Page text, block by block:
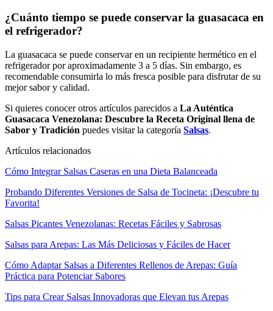
¿Cuánto tiempo se puede conservar la guasacaca en
el refrigerador?
La guasacaca se puede conservar en un recipiente hermético en el
refrigerador por aproximadamente 3 a 5 días. Sin embargo, es
recomendable consumirla lo más fresca posible para disfrutar de su
mejor sabor y calidad.
Si quieres conocer otros artículos parecidos a La Auténtica
Guasacaca Venezolana: Descubre la Receta Original llena de
Sabor y Tradición puedes visitar la categoría Salsas.
Artículos relacionados
Cómo Integrar Salsas Caseras en una Dieta Balanceada
Probando Diferentes Versiones de Salsa de Tocineta: ¡Descubre tu
Favorita!
Salsas Picantes Venezolanas: Recetas Fáciles y Sabrosas
Salsas para Arepas: Las Más Deliciosas y Fáciles de Hacer
Cómo Adaptar Salsas a Diferentes Rellenos de Arepas: Guía
Práctica para Potenciar Sabores
Tips para Crear Salsas Innovadoras que Elevan tus Arepas